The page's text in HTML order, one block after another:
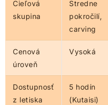
Cieľová
skupina
Stredne
pokročilí,
carving
Cenová
úroveň
Vysoká
Dostupnosť
z letiska
5 hodín
(Kutaisi)